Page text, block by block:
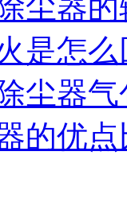
尘器
是怎么
尘器
的优